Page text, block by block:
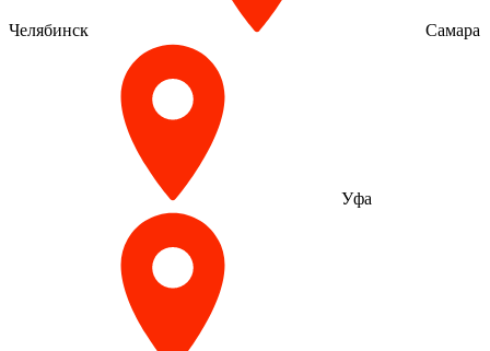
Челябинск Самара
Уфа